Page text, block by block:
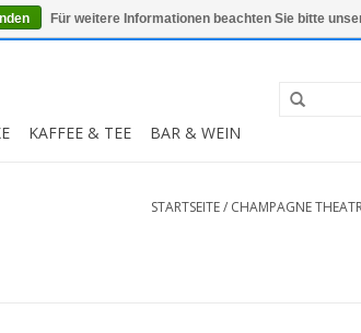
0 Artikel - €0,00 Mein Konto /
KAFFEE & TEE BAR & WEIN
STARTSEITE/ CHAMPAGNE
Für weitere Informationen beachten Sie bitte